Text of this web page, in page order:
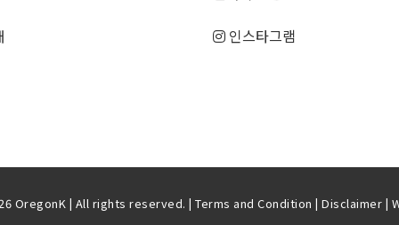
인스타그램
OregonK | All rights reserved. |Terms and Condition |Disclaimer |